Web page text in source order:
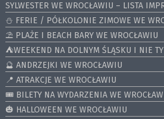
SYLWESTER WE WROCŁAWIU – LISTA
⛄️ FERIE / PÓŁKOLONIE ZIMOWE WE
⛱️ PLAŻE I BEACH BARY WE WROCŁAWIU
⛺️WEEKEND NA DOLNYM ŚLĄSKU I NIE
🔮 ANDRZEJKI WE WROCŁAWIU
📍 ATRAKCJE WE WROCŁAWIU
🎟️ BILETY NA WYDARZENIA WE
🎃 HALLOWEEN WE WROCŁAWIU